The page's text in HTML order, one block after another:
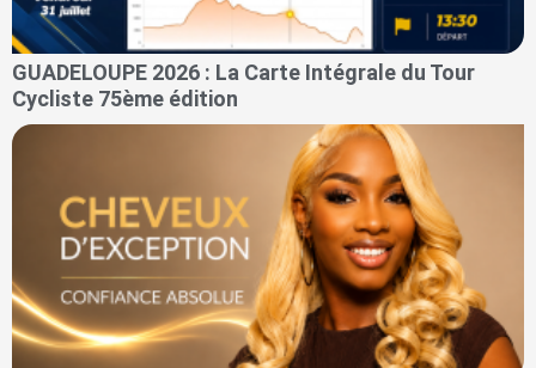
GUADELOUPE 2026 : La Carte Intégrale du Tour
Cycliste 75ème édition